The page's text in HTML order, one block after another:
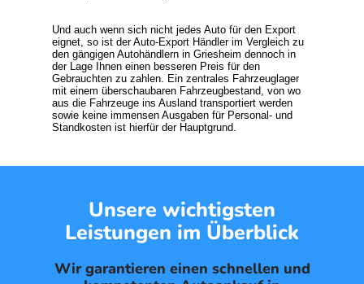
Und auch wenn sich nicht jedes Auto für den Export
eignet, so ist der Auto-Export Händler im Vergleich zu
den gängigen Autohändlern in Griesheim dennoch in
der Lage Ihnen einen besseren Preis für den
Gebrauchten zu zahlen. Ein zentrales Fahrzeuglager
mit einem überschaubaren Fahrzeugbestand, von wo
aus die Fahrzeuge ins Ausland transportiert werden
sowie keine immensen Ausgaben für Personal- und
Standkosten ist hierfür der Hauptgrund.
Unsere wichtigsten
Leistungen im Überblick
Wir garantieren einen schnellen und